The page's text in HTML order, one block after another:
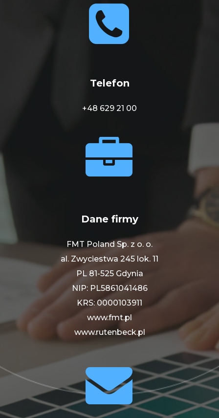


Telefon
+48 629 21 00


Dane firmy
FMT Poland Sp. z o. o.
al. Zwyciestwa 245 lok. 11
PL 81-525 Gdynia
NIP: PL5861041486
KRS: 0000103911
www.fmt.pl
www.rutenbeck.pl

